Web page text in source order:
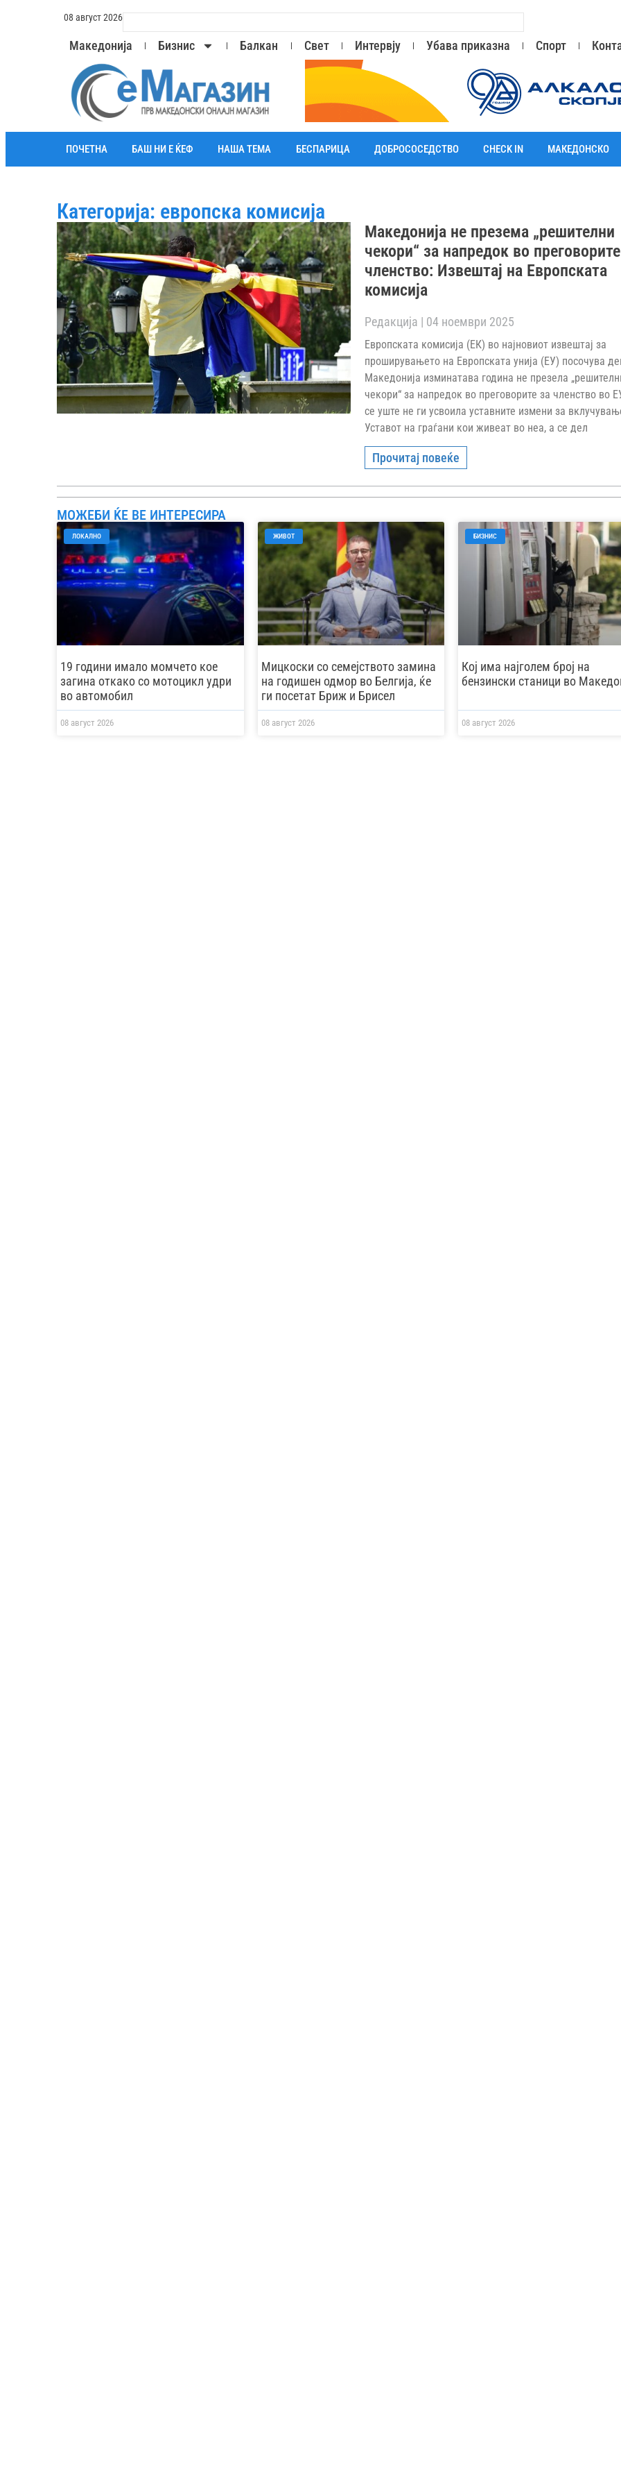
08 август 2026
Македонија Бизнис Балкан Свет Интервју Убава приказна Спорт
ПОЧЕТНА БАШ НИ Е ЌЕФ НАША ТЕМА БЕСПАРИЦА ДОБРОСОСЕДСТВО CHECK IN МАКЕДОНСКО
Категорија: европска комисија
Македонија не презема „решителни
чекори“ за напредок во
членство: Извештај на Европската
комисија
Редакција 04 ноември 2025
Европската комисија (ЕК) во најновиот извештај за
проширувањето на Европската унија (ЕУ) посочува
Македонија изминатава година не презела
чекори“ за напредок во преговорите за членство во
се уште не ги усвоила уставните измени за
Уставот на граѓани кои живеат во неа, а се дел
Прочитај повеќе
МОЖЕБИ ЌЕ ВЕ ИНТЕРЕСИРА
ЛОКАЛНО
19 години имало момчето кое
загина откако со мотоцикл удри
во автомобил
08 август 2026
ЖИВОТ
Мицкоски со семејството замина
на годишен одмор во Белгија, ќе
ги посетат Бриж и Брисел
08 август 2026
БИЗНИС
Кој има најголем број на
бензински станици во
08 август 2026